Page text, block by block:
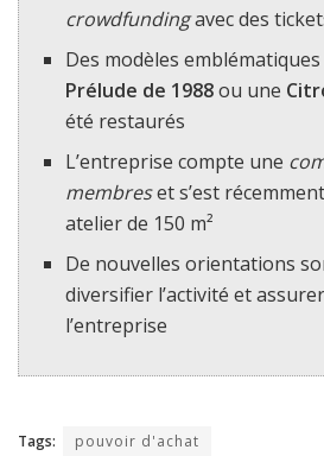
crowdfundingavec des
Des modèles
Prélude de 1988ou une
été restaurés
L’entreprise compte une
membreset s’est
atelier de 150 m²
De nouvelles orientations
diversifier l’activité et
l’entreprise
Tags: pouvoir d'achat